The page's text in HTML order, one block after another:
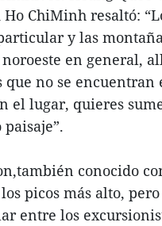
Ho ChiMinh resaltó:
y las
en general,
no se encuentran
el lugar, quieres
conocido
picos más alto, pero
entre los